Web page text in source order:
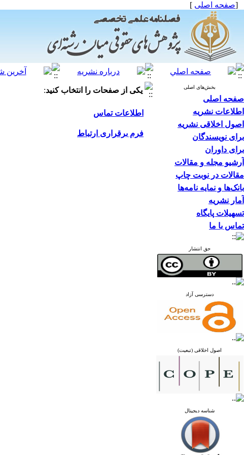
[صفحه اصلی ]
بخش‌های اصلی
صفحه اصلی
اطلاعات نشریه
اصول اخلاقی نشریه
برای نویسندگان
برای داوران
آرشیو مجله و مقالات
مقالات در نوبت چاپ
بانک‌ها و نمایه نامه‌ها
آمار نشریه
تسهیلات پایگاه
تماس با ما
حق انتشار
دسترسی آزاد
اصول اخلاقی (تبعیت)
شناسه دیجیتال
یکی از صفحات را انتخاب کنید:
اطلاعات تماس
فرم برقراری ارتباط